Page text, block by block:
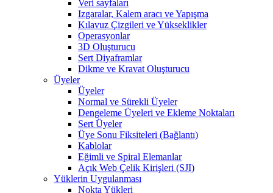
Veri sayfaları
Izgaralar, Kalem aracı ve Yapışma
Kılavuz Çizgileri ve Yükseklikler
Operasyonlar
3D Oluşturucu
Sert Diyaframlar
Dikme ve Kravat Oluşturucu
Üyeler
Üyeler
Normal ve Sürekli Üyeler
Dengeleme Üyeleri ve Ekleme Noktaları
Sert Üyeler
Üye Sonu Fiksiteleri (Bağlantı)
Kablolar
Eğimli ve Spiral Elemanlar
Açık Web Çelik Kirişleri (SJI)
Yüklerin Uygulanması
Nokta Yükleri